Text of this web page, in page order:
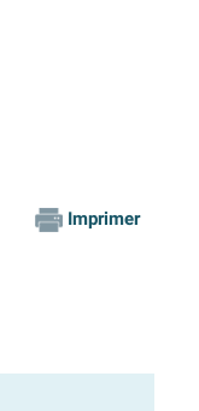
Imprimer